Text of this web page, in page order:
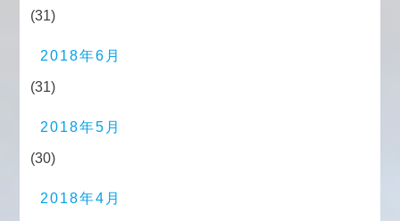
(31)
2018年6月
(31)
2018年5月
(30)
2018年4月